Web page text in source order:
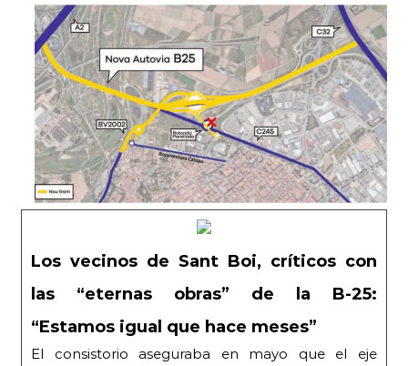
Los vecinos de Sant Boi, críticos con
las “eternas obras” de la B-25:
“Estamos igual que hace meses”
El consistorio aseguraba en mayo que el eje
cortes, desvíos y retenciones siguen marcando el
día a día en la ciudad